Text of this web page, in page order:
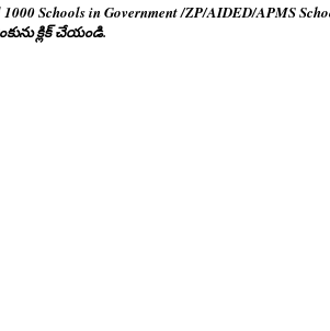
Schools in Government /ZP/AIDED/APMS
క్లిక్ చేయండి.